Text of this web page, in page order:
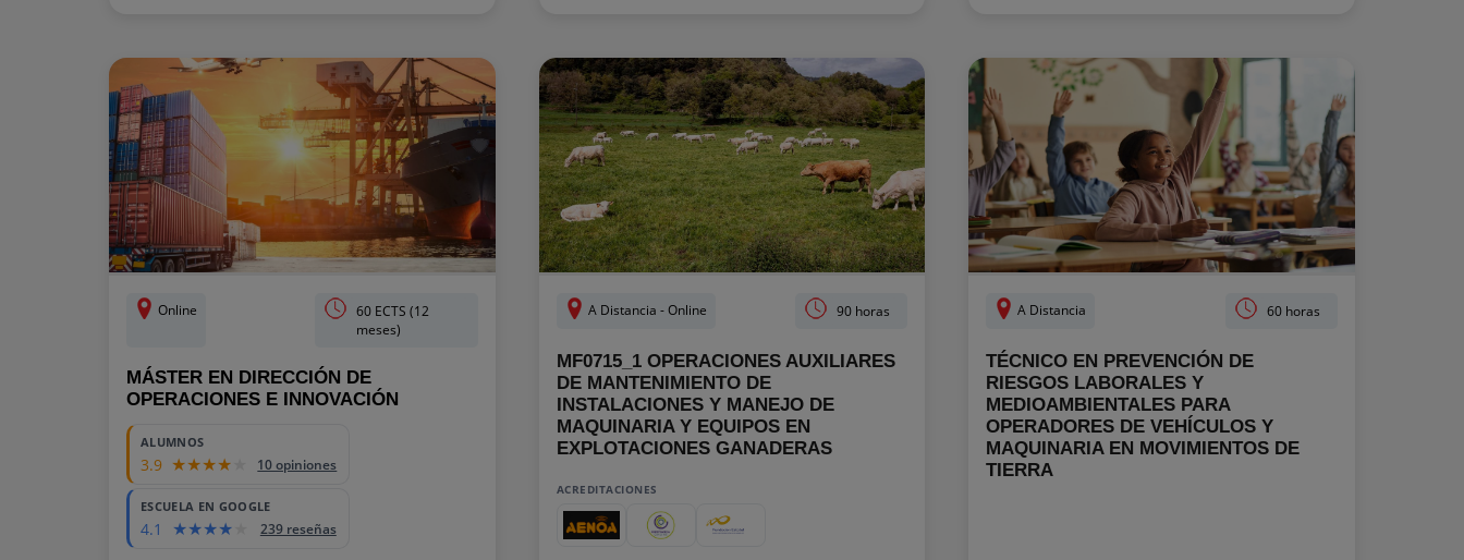
Online
60 ECTS (12
meses)
MÁSTER EN DIRECCIÓN DE
OPERACIONES E INNOVACIÓN
ALUMNOS
3.9 10 opiniones
ESCUELA EN GOOGLE
4.1 239 reseñas
A Distancia - Online 90 horas
MF0715_1 OPERACIONES AUXILIARES
DE MANTENIMIENTO DE
INSTALACIONES Y MANEJO DE
MAQUINARIA Y EQUIPOS EN
EXPLOTACIONES GANADERAS
ACREDITACIONES
A Distancia 60 horas
TÉCNICO EN PREVENCIÓN DE
RIESGOS LABORALES Y
MEDIOAMBIENTALES PARA
OPERADORES DE VEHÍCULOS Y
MAQUINARIA EN MOVIMIENTOS DE
TIERRA